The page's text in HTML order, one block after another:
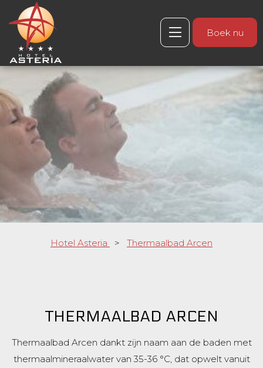
Boek nu
Hotel Asteria > Thermaalbad Arcen
THERMAALBAD ARCEN
Thermaalbad Arcen dankt zijn naam aan de baden met
thermaalmineraalwater van 35-36 °C, dat opwelt vanuit